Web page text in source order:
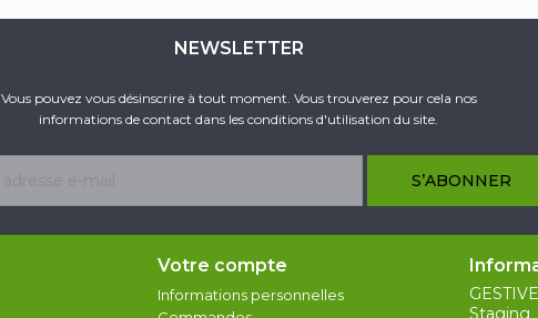
NEWSLETTER
Vous pouvez vous désinscrire à tout moment. Vous trouverez pour cela nos
informations de contact dans les conditions d'utilisation du site.
Votre compte
Informations personnelles
Staging